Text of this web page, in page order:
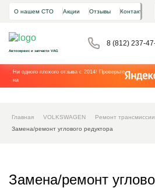
О нашем СТО Акции Отзывы Контакты
Автосервис и запчасти VAG
8 (812) 237-
Ни одного плохого отзыва с 2014! Проверьте
на
Главная VOLKSWAGEN
Ремонт
Замена/ремонт углового редуктора
Замена/ремонт